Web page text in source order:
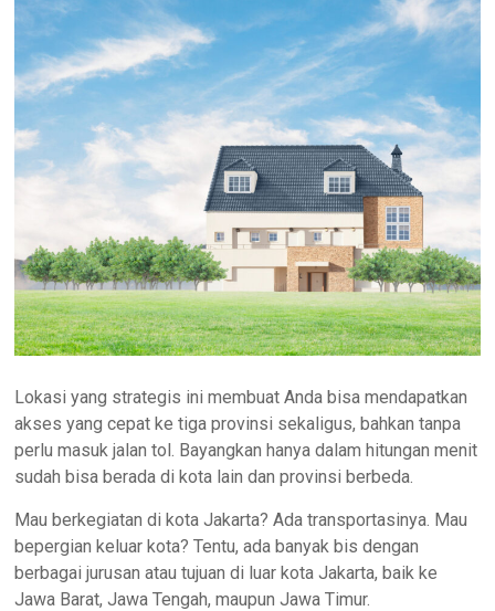
Lokasi yang strategis ini membuat Anda bisa mendapatkan
akses yang cepat ke tiga provinsi sekaligus, bahkan tanpa
perlu masuk jalan tol. Bayangkan hanya dalam hitungan menit
sudah bisa berada di kota lain dan provinsi berbeda.
Mau berkegiatan di kota Jakarta? Ada transportasinya. Mau
bepergian keluar kota? Tentu, ada banyak bis dengan
berbagai jurusan atau tujuan di luar kota Jakarta, baik ke
Jawa Barat, Jawa Tengah, maupun Jawa Timur.